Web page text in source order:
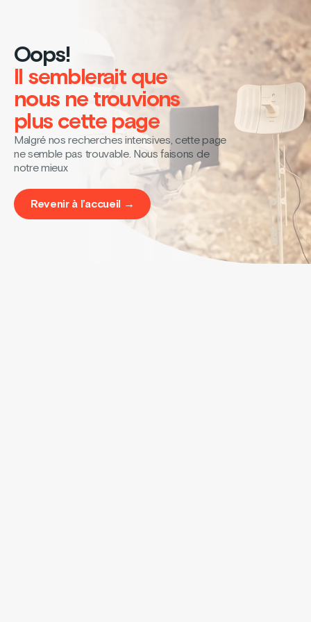
Oops!
Il semblerait que
nous ne trouvions
plus cette page
Malgré nos recherches intensives, cette page
ne semble pas trouvable. Nous faisons de
notre mieux
Revenir à l’accueil →